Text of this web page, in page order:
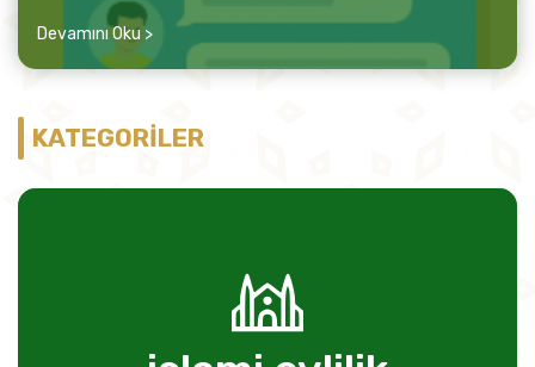
Devamını Oku >
KATEGORİLER